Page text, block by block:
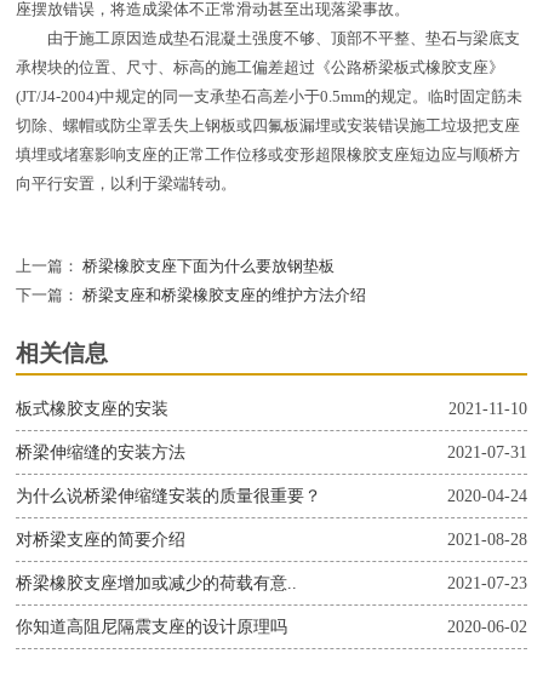
座摆放错误，将造成梁体不正常滑动甚至出现落梁事故。
由于施工原因造成垫石混凝土强度不够、顶部不平整、垫石与梁底支
承楔块的位置、尺寸、标高的施工偏差超过《公路桥梁板式橡胶支座》
(JT/J4-2004)中规定的同一支承垫石高差小于0.5mm的规定。临时固定筋未
切除、螺帽或防尘罩丢失上钢板或四氟板漏埋或安装错误施工垃圾把支座
填埋或堵塞影响支座的正常工作位移或变形超限橡胶支座短边应与顺桥方
向平行安置，以利于梁端转动。
上一篇： 桥梁橡胶支座下面为什么要放钢垫板
下一篇： 桥梁支座和桥梁橡胶支座的维护方法介绍
相关信息
2021-11-10
板式橡胶支座的安装
2021-07-31
桥梁伸缩缝的安装方法
2020-04-24
为什么说桥梁伸缩缝安装的质量很重要？
2021-08-28
对桥梁支座的简要介绍
2021-07-23
桥梁橡胶支座增加或减少的荷载有意..
2020-06-02
你知道高阻尼隔震支座的设计原理吗